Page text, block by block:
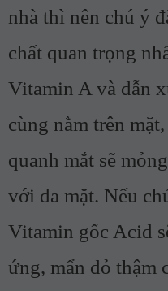
nhà thì nên chú ý
chất quan trọng
Vitamin A và dẫn
cùng nằm trên
quanh mắt sẽ
với da mặt. Nếu
Vitamin gốc Acid
ứng, mẩn đỏ thậm